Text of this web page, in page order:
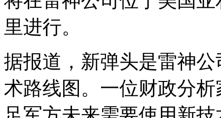
里进行。
据报道，新弹头是雷神
术路线图。一位财政分